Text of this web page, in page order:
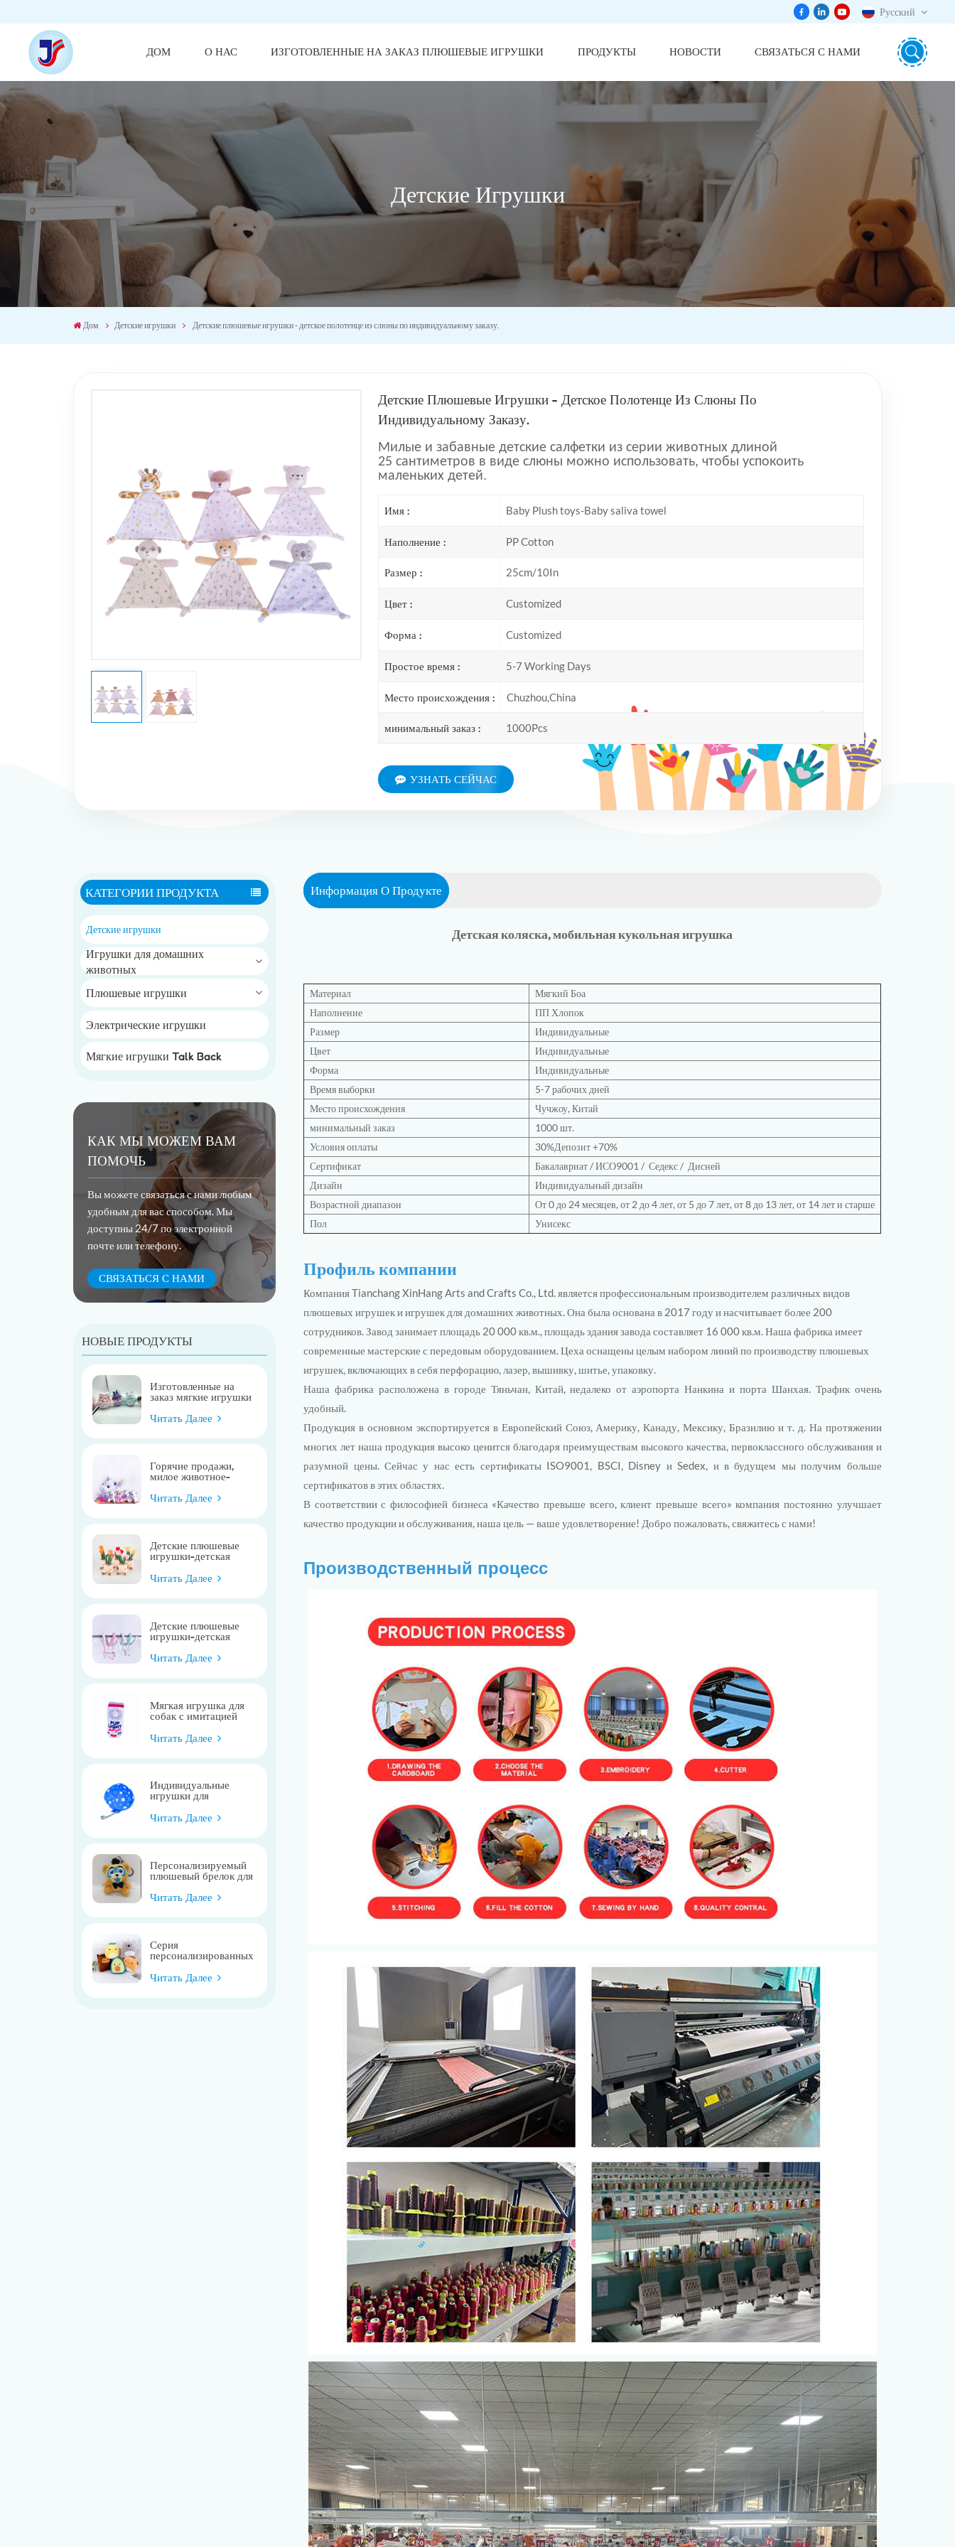
Русский
português
日本語
español
русский
ДОМ О НАС ИЗГОТОВЛЕННЫЕ НА ЗАКАЗ ПЛЮШЕВЫЕ ИГРУШКИ ПРОДУКТЫ НОВОСТИ СВЯЗАТЬСЯ С НАМИ
Детские Игрушки
Дом Детские игрушки Детские плюшевые игрушки - детское полотенце из слюны по индивидуальному заказу.
Детские Плюшевые Игрушки - Детское Полотенце Из Слюны По
Индивидуальному Заказу.
Милые и забавные детские салфетки из серии животных длиной
25 сантиметров в виде слюны можно использовать, чтобы успокоить
маленьких детей.
Имя : Baby Plush toys-Baby saliva towel
Наполнение : PP Cotton
Размер : 25cm/10In
Цвет : Customized
Форма : Customized
Простое время : 5-7 Working Days
Место происхождения : Chuzhou,China
минимальный заказ : 1000Pcs
УЗНАТЬ СЕЙЧАС
КАТЕГОРИИ ПРОДУКТА
Детские игрушки
Игрушки для домашних
животных
Плюшевые игрушки
Электрические игрушки
Мягкие игрушки Talk Back
КАК МЫ МОЖЕМ ВАМ
ПОМОЧЬ
Вы можете связаться с нами любым
удобным для вас способом. Мы
доступны 24/7 по электронной
почте или телефону.
СВЯЗАТЬСЯ С НАМИ
НОВЫЕ ПРОДУКТЫ
Изготовленные на
заказ мягкие игрушки
медведя-дракона
Читать Далее
Горячие продажи,
милое животное-
и ребенка
Читать Далее
Детские плюшевые
игрушки-детская
кукольная игрушка
Читать Далее
Детские плюшевые
игрушки-детская
мобильная колыбель,
милая игрушка-
кроватка для лошади
Читать Далее
Мягкая игрушка для
собак с имитацией
Читать Далее
Индивидуальные
игрушки для
Читать Далее
Персонализируемый
плюшевый брелок для
сумки-подвески
Читать Далее
Серия
персонализированных
пасхальных подушек
Читать Далее
Информация О Продукте
Детская коляска, мобильная кукольная игрушка
Материал
Мягкий Боа
Наполнение
ПП Хлопок
Размер
Индивидуальные
Цвет
Индивидуальные
Форма
Индивидуальные
Время выборки
5-7 рабочих дней
Место происхождения
Чучжоу, Китай
минимальный заказ
1000 шт.
Условия оплаты
30%Депозит +70%
Сертификат
Бакалавриат/ИСО9001 / Седекс / Дисней
Дизайн
Индивидуальный дизайн
Возрастной диапазон
От 0 до 24 месяцев, от 2 до 4 лет, от 5 до 7 лет, от 8 до 13 лет, от 14 лет и старше
Пол
Унисекс
Профиль компании
Компания Tianchang XinHang Arts and Crafts Co., Ltd. является профессиональным производителем различных видов
плюшевых игрушек и игрушек для домашних животных. Она была основана в 2017 году и насчитывает более 200
сотрудников. Завод занимает площадь 20 000 кв.м., площадь здания завода составляет 16 000 кв.м. Наша фабрика имеет
современные мастерские с передовым оборудованием. Цеха оснащены целым набором линий по производству плюшевых
игрушек, включающих в себя перфорацию, лазер, вышивку, шитье, упаковку.
Наша фабрика расположена в городе Тяньчан, Китай, недалеко от аэропорта Нанкина и порта Шанхая. Трафик очень
удобный.
Продукция в основном экспортируется в Европейский Союз, Америку, Канаду, Мексику, Бразилию и т. д. На протяжении
многих лет наша продукция высоко ценится благодаря преимуществам высокого качества, первоклассного обслуживания и
разумной цены. Сейчас у нас есть сертификаты ISO9001, BSCI, Disney и Sedex, и в будущем мы получим больше
сертификатов в этих областях.
В соответствии с философией бизнеса «Качество превыше всего, клиент превыше всего» компания постоянно улучшает
качество продукции и обслуживания, наша цель — ваше удовлетворение! Добро пожаловать, свяжитесь с нами!
Производственный процесс